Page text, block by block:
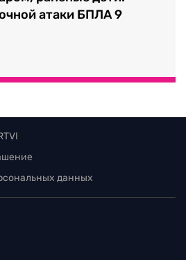
атаки БПЛА 9
данных